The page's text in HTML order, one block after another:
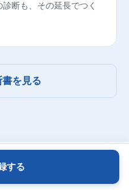
断も、その延長でつく
を見る
する